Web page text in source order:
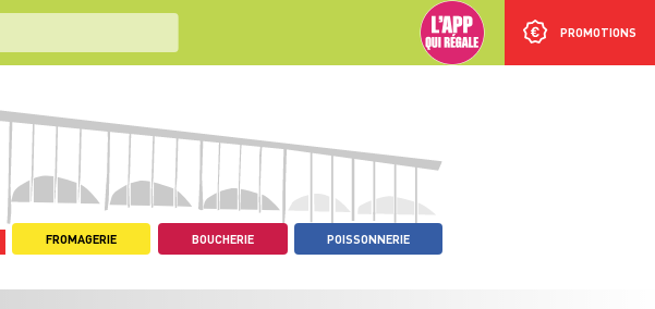
PROMOTIONS
FROMAGERIE BOUCHERIE POISSONNERIE